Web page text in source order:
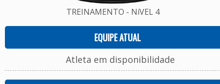
TREINAMENTO - NíVEL 4
EQUIPE ATUAL
Atleta em disponibilidade